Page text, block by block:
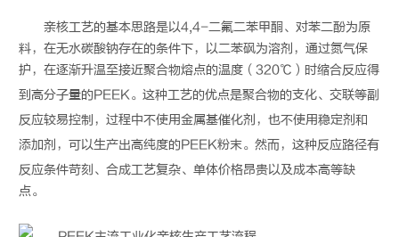
亲核工艺的基本思路是以4,4-二氟二苯甲酮、对苯二酚为原
料，在无水碳酸钠存在的条件下，以二苯砜为溶剂，通过氮气保
护，在逐渐升温至接近聚合物熔点的温度（320℃）时缩合反应得
到高分子量的PEEK。这种工艺的优点是聚合物的支化、交联等副
反应较易控制，过程中不使用金属基催化剂，也不使用稳定剂和
添加剂，可以生产出高纯度的PEEK粉末。然而，这种反应路径有
反应条件苛刻、合成工艺复杂、单体价格昂贵以及成本高等缺
点。